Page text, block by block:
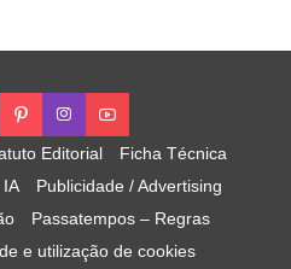
Editorial
Ficha Técnica
IA
Publicidade / Advertising
Passatempos – Regras
e utilização de cookies